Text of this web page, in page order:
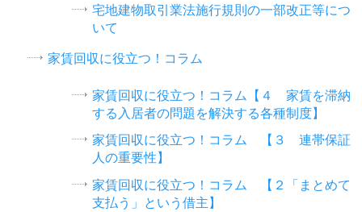
宅地建物取引業法施行規則の一部改正等につ
いて
家賃回収に役立つ！コラム
家賃回収に役立つ！コラム【４ 家賃を滞納
する入居者の問題を解決する各種制度】
家賃回収に役立つ！コラム 【３ 連帯保証
人の重要性】
家賃回収に役立つ！コラム 【２「まとめて
支払う」という借主】